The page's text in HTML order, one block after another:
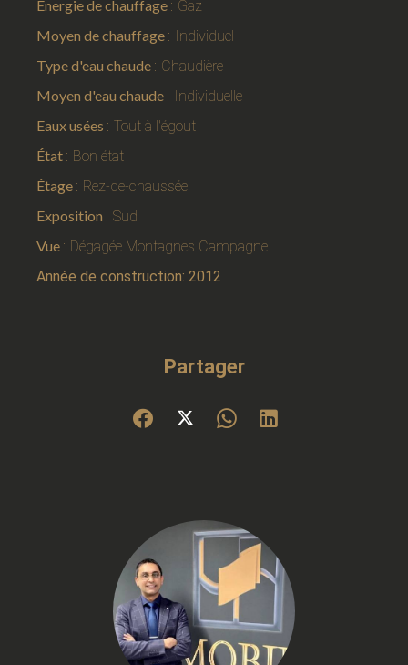
Énergie de chauffage
Gaz
Moyen de chauffage
Individuel
Type d'eau chaude
Chaudière
Moyen d'eau chaude
Individuelle
Eaux usées
Tout à l'égout
État
Bon état
Étage
Rez-de-chaussée
Exposition
Sud
Vue
Dégagée Montagnes Campagne
Année de construction: 2012
Partager